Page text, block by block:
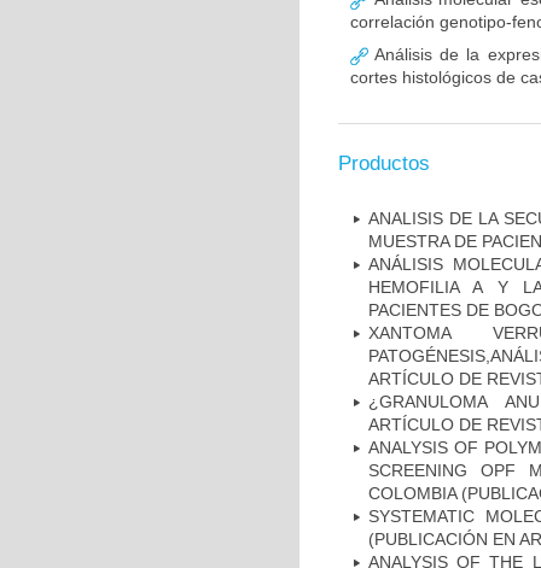
correlación genotipo-
Análisis de la
cortes histológicos de
Productos
ANALISIS DE LA
MUESTRA DE
ANÁLISIS
HEMOFILIA A Y
PACIENTES DE
XANTOMA
ARTÍCULO DE
¿GRANULOMA
ARTÍCULO DE
ANALYSIS OF
SCREENING OPF
COLOMBIA
SYSTEMATIC
(PUBLICACIÓN EN
ANALYSIS OF THE